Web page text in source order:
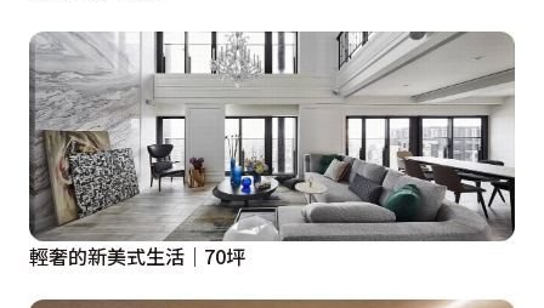
輕奢的新美式生活｜70坪